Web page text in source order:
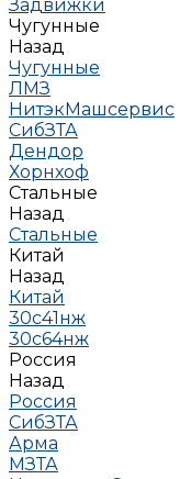
Задвижки
Чугунные
Назад
Чугунные
ЛМЗ
НитэкМашсервис
СибЗТА
Дендор
Хорнхоф
Стальные
Назад
Стальные
Китай
Назад
Китай
30с41нж
30с64нж
Россия
Назад
Россия
СибЗТА
Арма
МЗТА